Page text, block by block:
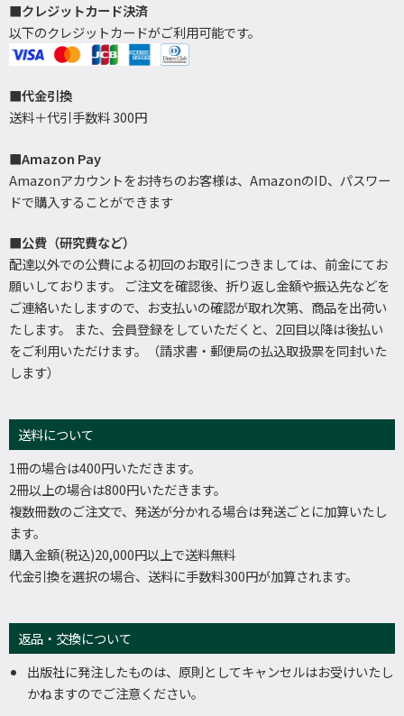
■クレジットカード決済
以下のクレジットカードがご利用可能です。
■代金引換
送料＋代引手数料 300円
■Amazon Pay
Amazonアカウントをお持ちのお客様は、AmazonのID、パスワー
ドで購入することができます
■公費（研究費など）
配達以外での公費による初回のお取引につきましては、前金にてお
願いしております。 ご注文を確認後、折り返し金額や振込先などを
ご連絡いたしますので、お支払いの確認が取れ次第、商品を出荷い
たします。 また、会員登録をしていただくと、2回目以降は後払い
をご利用いただけます。（請求書・郵便局の払込取扱票を同封いた
します）
送料について
1冊の場合は400円いただきます。
2冊以上の場合は800円いただきます。
複数冊数のご注文で、発送が分かれる場合は発送ごとに加算いたし
ます。
購入金額(税込)20,000円以上で送料無料
代金引換を選択の場合、送料に手数料300円が加算されます。
返品・交換について
出版社に発注したものは、原則としてキャンセルはお受けいたし
かねますのでご注意ください。